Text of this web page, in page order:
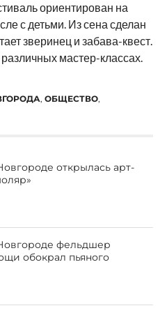
ориентирован на
с детьми. Из сена сделан
зверинец и забава-квест.
мастер-классах.
, ОБЩЕСТВО,
открылась арт-
фельдшер
обокрал пьяного